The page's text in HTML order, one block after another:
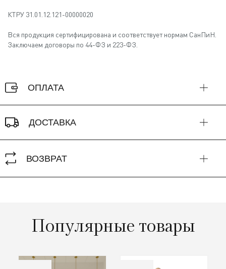
КТРУ 31.01.12.121-00000020
Вся продукция сертифицирована и соответствует нормам СанПиН.
Заключаем договоры по 44-ФЗ и 223-ФЗ.
ОПЛАТА
ДОСТАВКА
ВОЗВРАТ
Популярные товары